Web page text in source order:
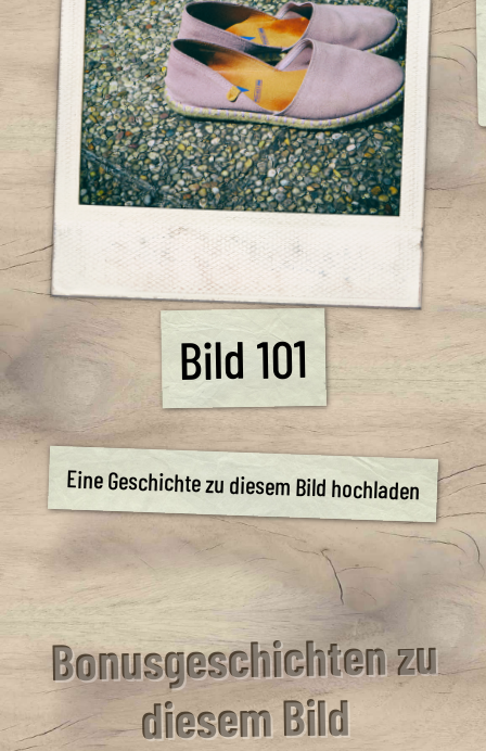
Bild 101
Eine Geschichte zu diesem Bild hochladen
Bonusgeschichten zu
diesem Bild